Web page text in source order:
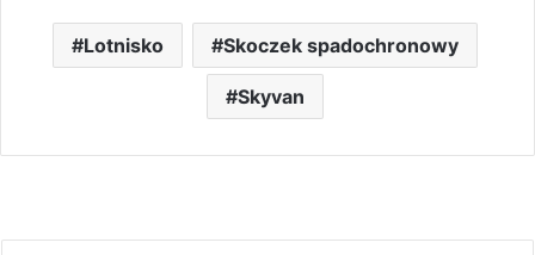
Lotnisko Skoczek spadochronowy
Skyvan